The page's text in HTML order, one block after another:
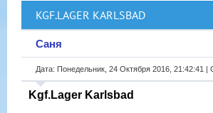
KGF.LAGER KARLSBAD
Саня
Дата: Понедельник, 24 Октября 2016, 21:42:41 |
Kgf.Lager Karlsbad